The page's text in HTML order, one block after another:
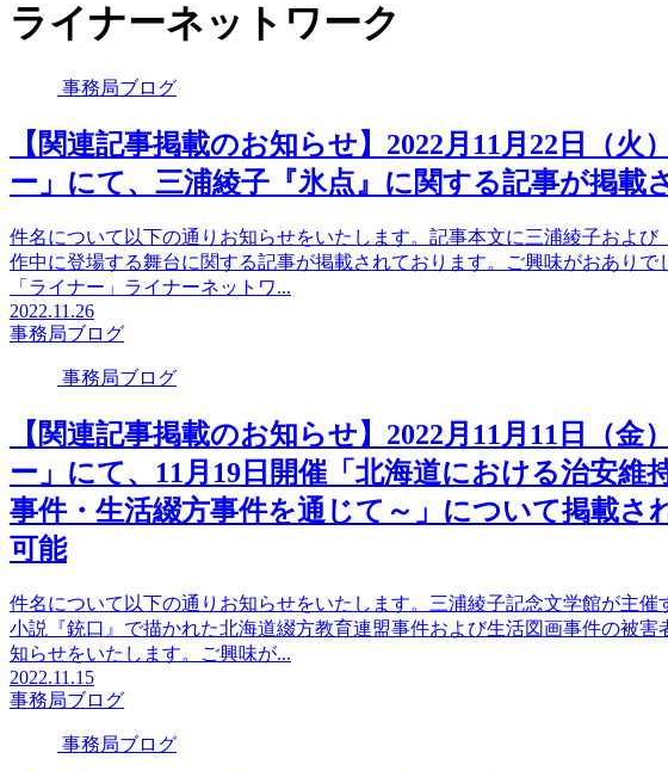
ライナーネットワーク
事務局ブログ
【関連記事掲載のお知らせ】2022月11月22日（
ー」にて、三浦綾子『氷点』に関する記事が掲載
件名について以下の通りお知らせをいたします。記事本文に三浦綾子および
作中に登場する舞台に関する記事が掲載されております。ご興味がおあり
「ライナー」ライナーネットワ...
2022.11.26
事務局ブログ
事務局ブログ
【関連記事掲載のお知らせ】2022月11月11日（
ー」にて、11月19日開催「北海道における治安維
事件・生活綴方事件を通じて～」について掲載
可能
件名について以下の通りお知らせをいたします。三浦綾子記念文学館が主
小説『銃口』で描かれた北海道綴方教育連盟事件および生活図画事件の被
知らせをいたします。ご興味が...
2022.11.15
事務局ブログ
事務局ブログ